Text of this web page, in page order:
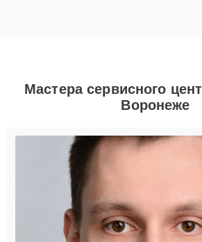
Мастера сервисного
Воронеже